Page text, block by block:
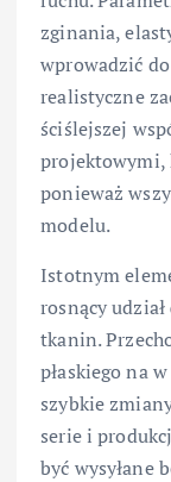
zginania,
wprowadzić
realistyczne
ściślejszej
ponieważ
modelu.
Istotnym
rosnący udział
tkanin.
płaskiego na
szybkie
serie i
być wysyłane